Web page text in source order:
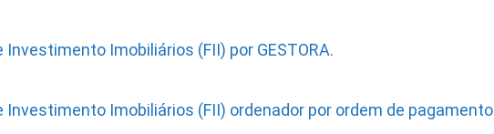
Imobiliários (FII) por GESTORA.
Investimento Imobiliários (FII) ordenador por ordem de pagamento